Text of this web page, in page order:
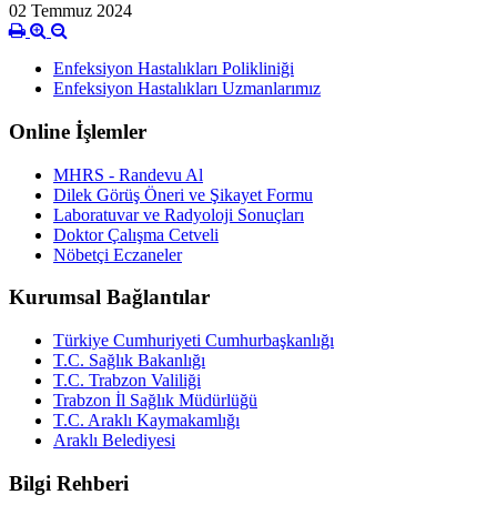
02 Temmuz 2024
Enfeksiyon Hastalıkları Polikliniği
Enfeksiyon Hastalıkları Uzmanlarımız
Online İşlemler
MHRS - Randevu Al
Dilek Görüş Öneri ve Şikayet Formu
Laboratuvar ve Radyoloji Sonuçları
Doktor Çalışma Cetveli
Nöbetçi Eczaneler
Kurumsal Bağlantılar
Türkiye Cumhuriyeti Cumhurbaşkanlığı
T.C. Sağlık Bakanlığı
T.C. Trabzon Valiliği
Trabzon İl Sağlık Müdürlüğü
T.C. Araklı Kaymakamlığı
Araklı Belediyesi
Bilgi Rehberi